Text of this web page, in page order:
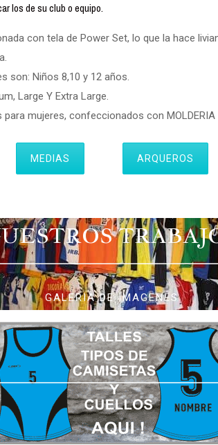
los de su club o equipo.
con tela de Power Set, lo que la hace
son: Niños 8,10 y 12 años.
Large Y Extra Large.
mujeres, confeccionados con MOLDERIA
MEDIAS ARQUEROS
GALERIA DE IMAGENES